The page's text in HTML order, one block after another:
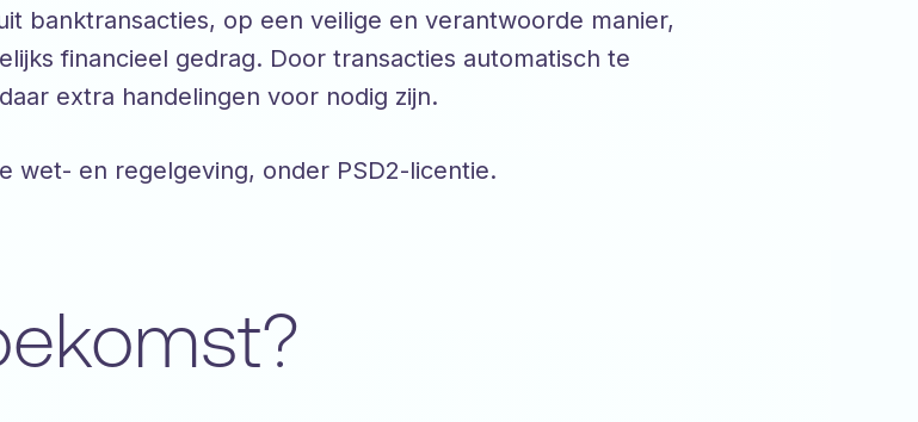
banktransacties, op een veilige en verantwoorde manier,
financieel gedrag. Door transacties automatisch te
extra handelingen voor nodig zijn.
wet- en regelgeving, onder PSD2-licentie.